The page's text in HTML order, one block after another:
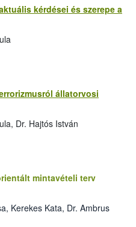
kérdései és szerepe a
állatorvosi
Dr. Hajtós István
mintavételi terv
Kerekes Kata, Dr. Ambrus